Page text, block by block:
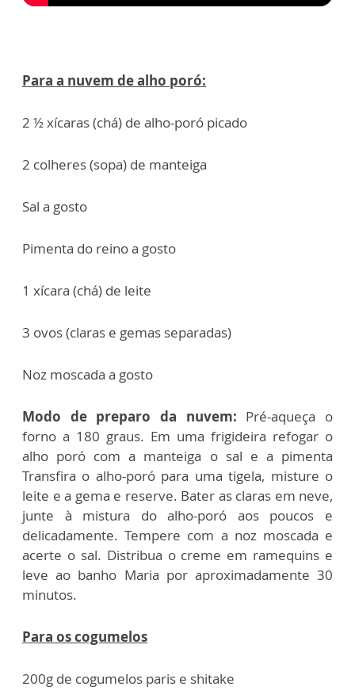
Para a nuvem de alho poró:
2 ½ xícaras (chá) de alho-poró picado
2 colheres (sopa) de manteiga
Sal a gosto
Pimenta do reino a gosto
1 xícara (chá) de leite
3 ovos (claras e gemas separadas)
Noz moscada a gosto
Modo de preparo da nuvem: Pré-aqueça o
forno a 180 graus. Em uma frigideira refogar o
alho poró com a manteiga o sal e a pimenta
Transfira o alho-poró para uma tigela, misture o
leite e a gema e reserve. Bater as claras em neve,
junte à mistura do alho-poró aos poucos e
delicadamente. Tempere com a noz moscada e
acerte o sal. Distribua o creme em ramequins e
leve ao banho Maria por aproximadamente 30
minutos.
Para os cogumelos
200g de cogumelos paris e shitake